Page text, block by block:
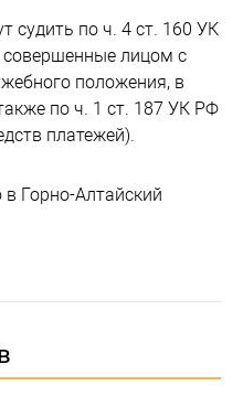
судить по ч. 4 ст. 160 УК
совершенные лицом с
положения, в
по ч. 1 ст. 187 УК РФ
платежей).
Горно-Алтайский